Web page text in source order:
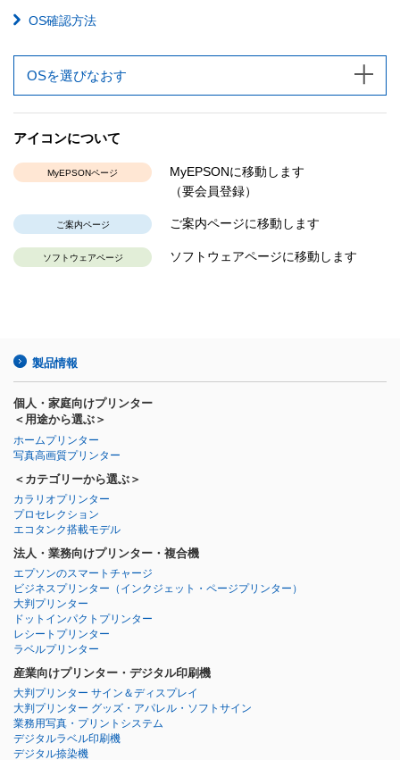
OS確認方法
OSを選びなおす
アイコンについて
MyEPSONページ
MyEPSONに移動します
（要会員登録）
ご案内ページ ご案内ページに移動します
ソフトウェアページ ソフトウェアページに移動します
製品情報
個人・家庭向けプリンター
＜用途から選ぶ＞
ホームプリンター
写真高画質プリンター
＜カテゴリーから選ぶ＞
カラリオプリンター
プロセレクション
エコタンク搭載モデル
法人・業務向けプリンター・複合機
エプソンのスマートチャージ
ビジネスプリンター （インクジェット・ページプリンター）
大判プリンター
ドットインパクトプリンター
レシートプリンター
ラベルプリンター
産業向けプリンター・デジタル印刷機
大判プリンター サイン＆ディスプレイ
大判プリンター グッズ・アパレル・ソフトサイン
業務用写真・プリントシステム
デジタルラベル印刷機
デジタル捺染機